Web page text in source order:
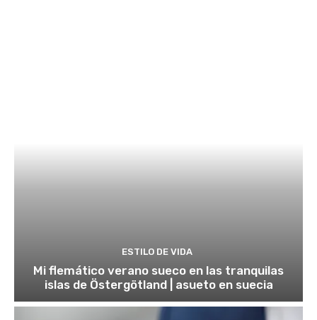
ESTILO DE VIDA
Mi flemático verano sueco en las tranquilas
islas de Östergötland | asueto en suecia